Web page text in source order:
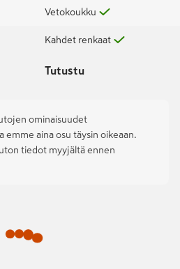
Vetokoukku
Kahdet renkaat
Tutustu
ominaisuudet
emme aina osu täysin oikeaan.
tiedot myyjältä ennen